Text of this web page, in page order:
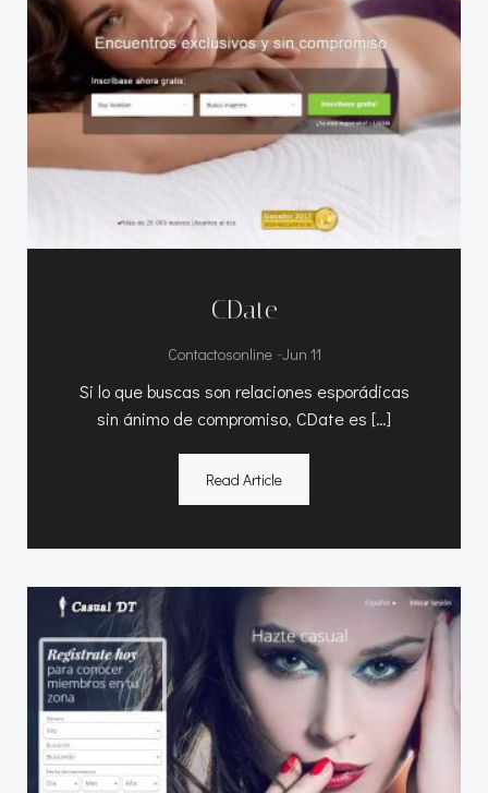
CDate
Contactosonline -Jun 11
Si lo que buscas son relaciones esporádicas
sin ánimo de compromiso, CDate es […]
Read Article